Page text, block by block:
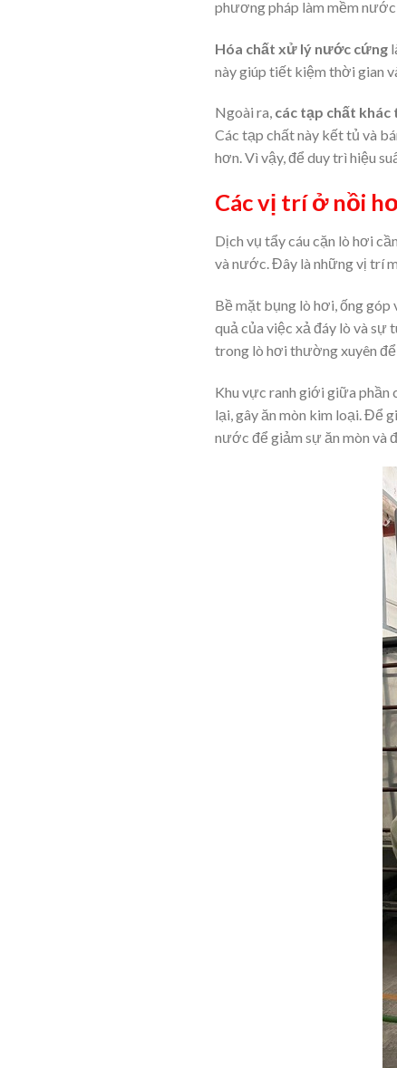
phương pháp làm mềm
Hóa chất xử lý nước cứng
này giúp tiết kiệm thời gian
Ngoài ra, các tạp chất
Các tạp chất này kết tủ và
hơn. Vì vậy, để duy trì hiệu
Các vị trí ở nồi
Dịch vụ tẩy cáu cặn lò hơi
và nước. Đây là những vị trí
Bề mặt bụng lò hơi, ống góp
quả của việc xả đáy lò và sự
trong lò hơi thường xuyên
Khu vực ranh giới giữa
lại, gây ăn mòn kim loại. Để
nước để giảm sự ăn mòn và